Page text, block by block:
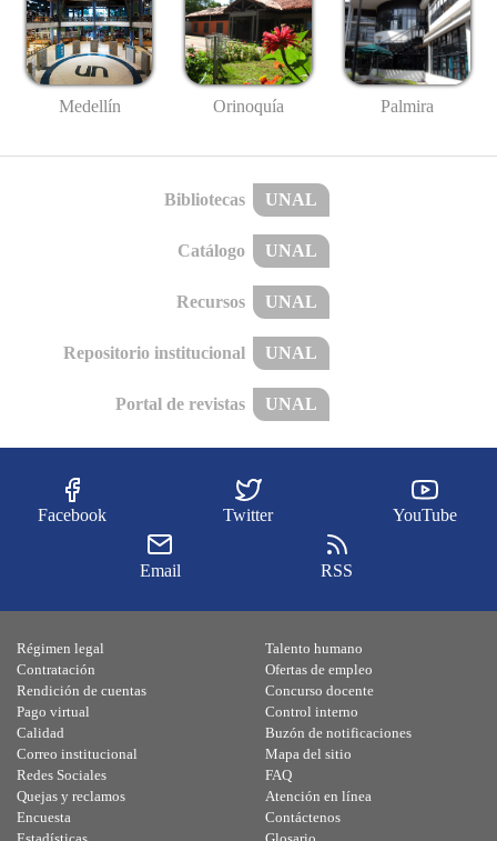
Medellín Orinoquía Palmira
Bibliotecas UNAL
Catálogo UNAL
Recursos UNAL
Repositorio institucional UNAL
Portal de revistas UNAL
Facebook Twitter YouTube
Email RSS
Régimen legal
Contratación
Rendición de cuentas
Pago virtual
Calidad
Talento humano
Ofertas de empleo
Concurso docente
Control interno
Buzón de notificaciones
Correo institucional
Redes Sociales
Quejas y reclamos
Encuesta
Mapa del sitio
FAQ
Atención en línea
Contáctenos